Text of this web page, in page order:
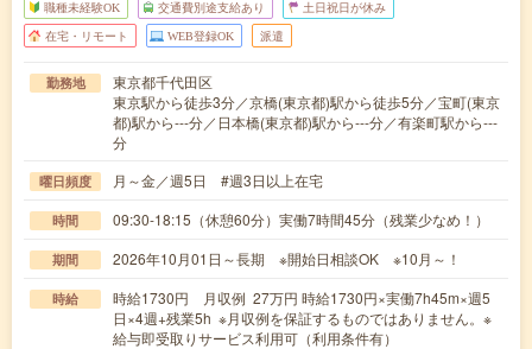
職種未経験OK 交通費別途支給あり 土日祝日が休み
在宅・リモート WEB登録OK 派遣
勤務地
東京都千代田区
東京駅から徒歩3分／京橋(東京都)駅から徒歩5分／宝町(東京
都)駅から---分／日本橋(東京都)駅から---分／有楽町駅から---
分
曜日頻度 月～金／週5日 #週3日以上在宅
時間 09:30-18:15（休憩60分）実働7時間45分（残業少なめ！）
期間 2026年10月01日～長期 ※開始日相談OK ※10月～！
時給
時給1730円 月収例 27万円 時給1730円×実働7h45m×週5
日×4週+残業5h ※月収例を保証するものではありません。※
給与即受取りサービス利用可（利用条件有）